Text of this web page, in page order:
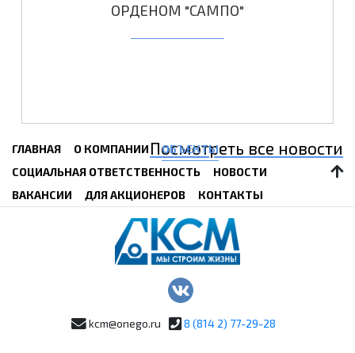
ОРДЕНОМ "САМПО"
Посмотреть все новости
ГЛАВНАЯ О КОМПАНИИ
ОБЪЕКТЫ
СОЦИАЛЬНАЯ ОТВЕТСТВЕННОСТЬ
НОВОСТИ
ВАКАНСИИ
ДЛЯ АКЦИОНЕРОВ КОНТАКТЫ
kcm@onego.ru 8 (814 2) 77-29-28